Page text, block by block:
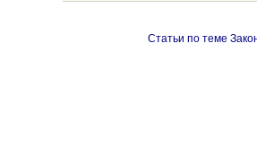
Статьи по теме